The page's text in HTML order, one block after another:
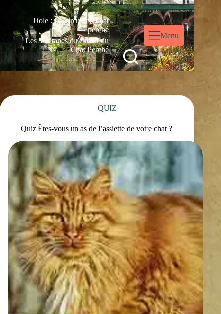
Dole : Le circuit du chat
perché
Les 35 étapes du circuit du
Chat Perché
Menu
QUIZ
Quiz Êtes-vous un as de l’assiette de votre chat ?